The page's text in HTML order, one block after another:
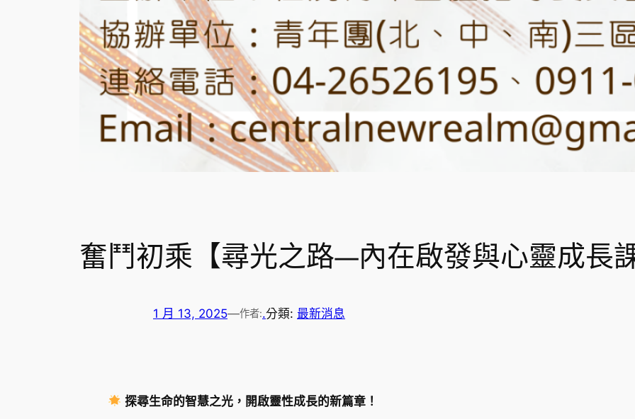
奮鬥初乘【尋光之路—內在啟發與心靈成長
1 月 13, 2025—作者:.分類: 最新消息
探尋生命的智慧之光，開啟靈性成長的新篇章！